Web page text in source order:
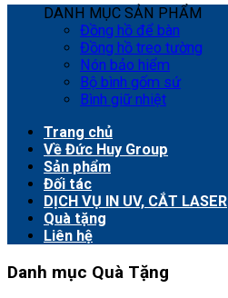
DANH MỤC SẢN PHẨM
Đồng hồ để bàn
Đồng hồ treo tường
Nón bảo hiểm
Bộ bình gốm sứ
Bình giữ nhiệt
Trang chủ
Về Đức Huy Group
Sản phẩm
Đối tác
DỊCH VỤ IN UV, CẮT LASER
Quà tặng
Liên hệ
Danh mục Quà Tặng